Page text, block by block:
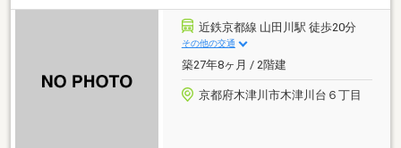
近鉄京都線 山田川駅 徒歩20分
その他の交通
築27年8ヶ月 / 2階建
京都府木津川市木津川台６丁目